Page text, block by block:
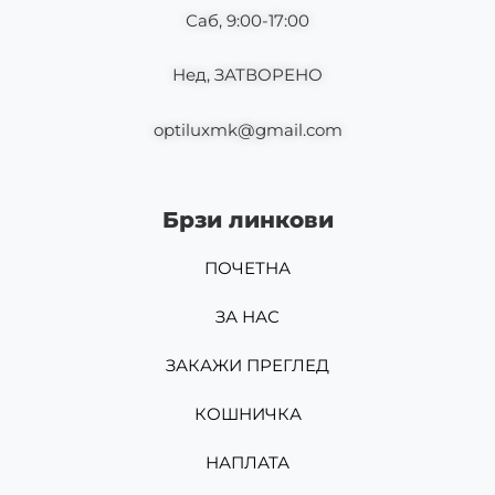
Саб, 9:00-17:00
Нед, ЗАТВОРЕНО
optiluxmk@gmail.com
Брзи линкови
ПОЧЕТНА
ЗА НАС
ЗАКАЖИ ПРЕГЛЕД
КОШНИЧКА
НАПЛАТА